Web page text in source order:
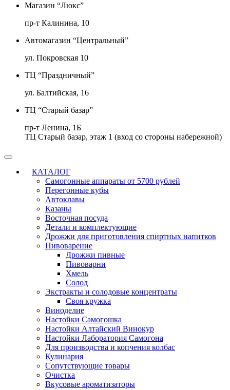
Магазин “Люкс”
пр-т Калинина, 10
Автомагазин “Центральный”
ул. Покровская 10
ТЦ “Праздничный”
ул. Балтийская, 16
ТЦ “Старый базар”
пр-т Ленина, 1Б
ТЦ Старый базар, этаж 1 (вход со стороны набережной)
КАТАЛОГ
Самогонные аппараты от 5700 рублей
Перегонные кубы
Автоклавы
Казаны
Восточная посуда
Детали и комплектующие
Дрожжи для приготовления спиртных напитков
Пивоварение
Дрожжи пивные
Пивоварни
Хмель
Солод
Экстракты и солодовые концентраты
Своя кружка
Виноделие
Настойки Самогошка
Настойки Алтайский Винокур
Настойки Лаборатория Самогона
Для производства и копчения колбас
Кулинария
Сопутствующие товары
Очистка
Вкусовые ароматизаторы